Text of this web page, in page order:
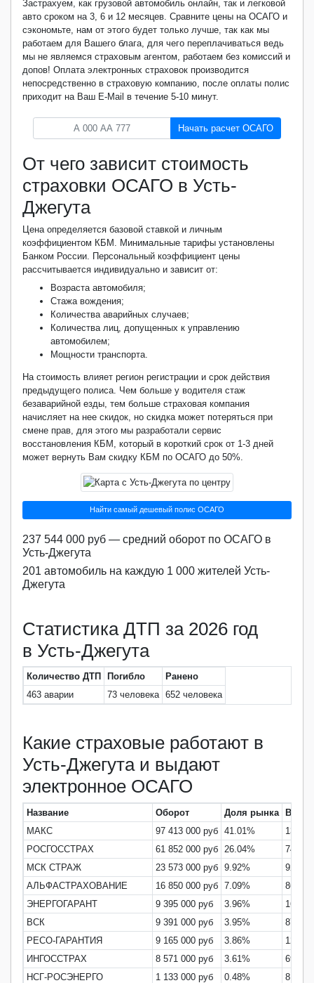
Застрахуем, как грузовой автомобиль онлайн, так и легковой
авто сроком на 3, 6 и 12 месяцев. Сравните цены на ОСАГО и
сэкономьте, нам от этого будет только лучше, так как мы
работаем для Вашего блага, для чего переплачиваться ведь
мы не являемся страховым агентом, работаем без комиссий и
допов! Оплата электронных страховок производится
непосредственно в страховую компанию, после оплаты полис
приходит на Ваш E-Mail в течение 5-10 минут.
Начать расчет ОСАГО
От чего зависит стоимость
страховки ОСАГО в Усть-
Джегута
Цена определяется базовой ставкой и личным
коэффициентом КБМ. Минимальные тарифы установлены
Банком России. Персональный коэффициент цены
рассчитывается индивидуально и зависит от:
Возраста автомобиля;
Стажа вождения;
Количества аварийных случаев;
Количества лиц, допущенных к управлению
автомобилем;
Мощности транспорта.
На стоимость влияет регион регистрации и срок действия
предыдущего полиса. Чем больше у водителя стаж
безаварийной езды, тем больше страховая компания
начисляет на нее скидок, но скидка может потеряться при
смене прав, для этого мы разработали сервис
восстановления КБМ, который в короткий срок от 1-3 дней
может вернуть Вам скидку КБМ по ОСАГО до 50%.
Найти самый дешевый полис ОСАГО
237 544 000 руб — средний оборот по ОСАГО в
Усть-Джегута
201 автомобиль на каждую 1 000 жителей Усть-
Джегута
Статистика ДТП за 2026 год
в Усть-Джегута
Количество ДТП Погибло
Ранено
463 аварии
73 человека 652 человека
Какие страховые работают в
Усть-Джегута и выдают
электронное ОСАГО
Название Оборот Доля рынка
МАКС
97 413 000 руб 41.01%
РОСГОССТРАХ
61 852 000 руб 26.04%
МСК СТРАЖ
23 573 000 руб 9.92%
АЛЬФАСТРАХОВАНИЕ
16 850 000 руб 7.09%
ЭНЕРГОГАРАНТ
9 395 000 руб 3.96%
ВСК
9 391 000 руб 3.95%
РЕСО-ГАРАНТИЯ
9 165 000 руб 3.86%
ИНГОССТРАХ
8 571 000 руб 3.61%
НСГ-РОСЭНЕРГО
1 133 000 руб 0.48%
8.56%